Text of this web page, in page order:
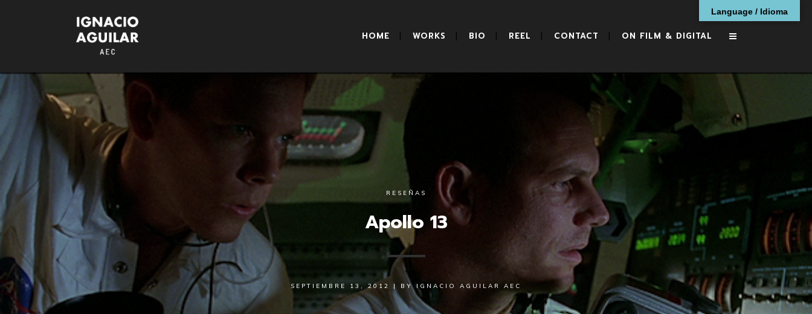
HOME WORKS BIO REEL CONTACT ON FILM & DIGITAL
RESEÑAS
Apollo 13
SEPTIEMBRE 13, 2012| BYIGNACIO AGUILAR AEC
Language / Idioma